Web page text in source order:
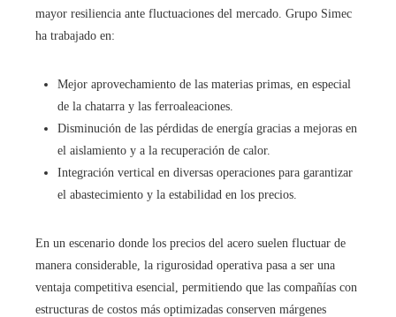
mayor resiliencia ante fluctuaciones del mercado. Grupo Simec
ha trabajado en:
Mejor aprovechamiento de las materias primas, en especial
de la chatarra y las ferroaleaciones.
Disminución de las pérdidas de energía gracias a mejoras en
el aislamiento y a la recuperación de calor.
Integración vertical en diversas operaciones para garantizar
el abastecimiento y la estabilidad en los precios.
En un escenario donde los precios del acero suelen fluctuar de
manera considerable, la rigurosidad operativa pasa a ser una
ventaja competitiva esencial, permitiendo que las compañías con
estructuras de costos más optimizadas conserven márgenes